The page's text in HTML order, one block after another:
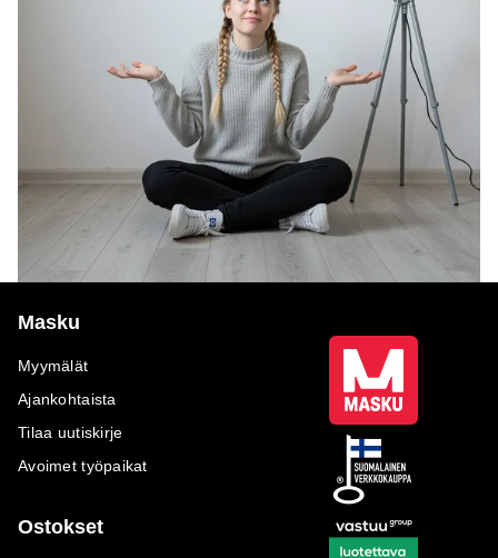
Masku
Myymälät
Ajankohtaista
Tilaa uutiskirje
Avoimet työpaikat
Ostokset